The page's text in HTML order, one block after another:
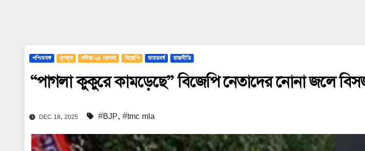
পশ্চিমবঙ্গ তৃণমূল নদীয়া-২৪ পরগনা বিজেপি ভারতবর্ষ রাজনীতি
“পাগলা কুকুরে কামড়েছে” বিজেপি নেতাদের নোনা জলে
DEC 18, 2025 #BJP, #tmc mla